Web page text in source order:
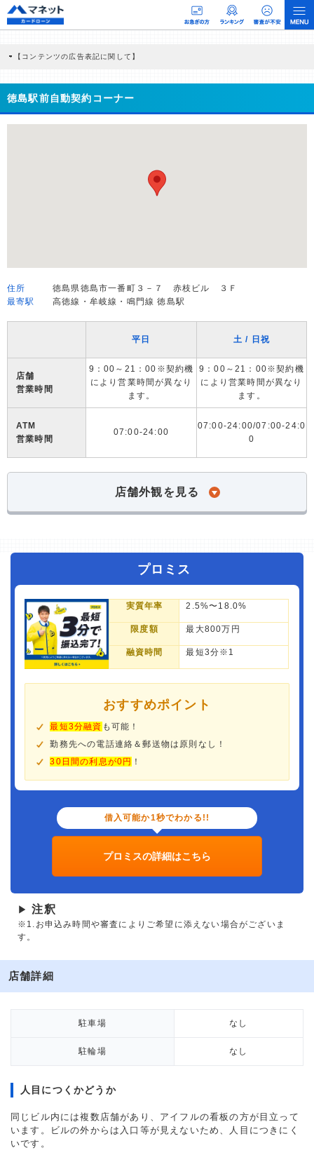
【コンテンツの広告表記に関して】
商品を根拠なくPRするものではなく、当編集部の調査／ユーザーへの口コミ収集な
どに基づき、公平性を担保した情報提供を行っています。
>提携企業一覧
徳島駅前自動契約コーナー
住所
徳島県徳島市一番町３－７ 赤枝ビル ３Ｆ
最寄駅
高徳線・牟岐線・鳴門線 徳島駅
平日 土 / 日祝
店舗
営業時間
9：00～21：00※契約機
により営業時間が異なり
ます。
9：00～21：00※契約機
により営業時間が異なり
ます。
ATM
営業時間
07:00-24:00
07:00-24:00/07:00-24:0
0
店舗外観を見る
プロミス
実質年率 2.5%〜18.0%
限度額 最大800万円
融資時間 最短3分※1
おすすめポイント
最短3分融資 も可能！
勤務先への電話連絡＆郵送物は原則なし！
30日間の利息が0円 ！
借入可能か1秒でわかる!!
プロミスの詳細はこちら
▶ 注釈
※1.お申込み時間や審査によりご希望に添えない場合がございま
す。
店舗詳細
駐車場 なし
駐輪場 なし
人目につくかどうか
同じビル内には複数店舗があり、アイフルの看板の方が目立って
います。ビルの外からは入口等が見えないため、人目につきにく
いです。